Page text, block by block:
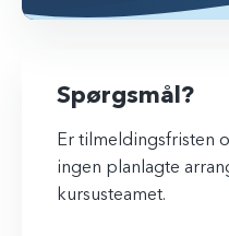
Spørgsmål?
Er tilmeldingsfristen
ingen planlagte
kursusteamet.